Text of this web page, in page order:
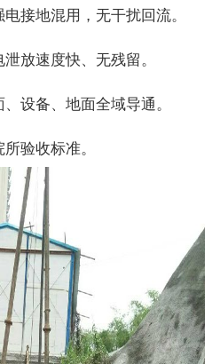
接地混用，无干扰回流。
放速度快、无残留。
设备、地面全域导通。
验收标准。